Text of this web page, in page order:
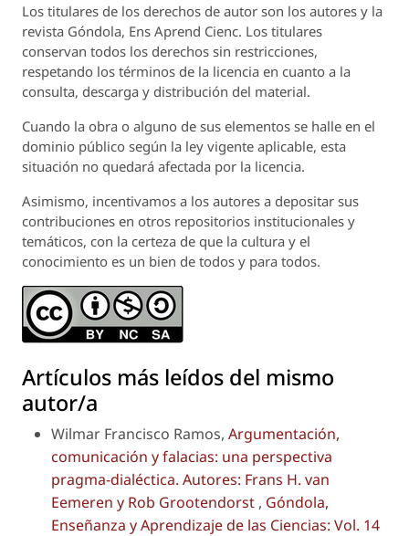
Los titulares de los derechos de autor son los autores y la
revista Góndola, Ens Aprend Cienc. Los titulares
conservan todos los derechos sin restricciones,
respetando los términos de la licencia en cuanto a la
consulta, descarga y distribución del material.
Cuando la obra o alguno de sus elementos se halle en el
dominio público según la ley vigente aplicable, esta
situación no quedará afectada por la licencia.
Asimismo, incentivamos a los autores a depositar sus
contribuciones en otros repositorios institucionales y
temáticos, con la certeza de que la cultura y el
conocimiento es un bien de todos y para todos.
Artículos más leídos del mismo
autor/a
Wilmar Francisco Ramos, Argumentación,
comunicación y falacias: una perspectiva
pragma-dialéctica. Autores: Frans H. van
Eemeren y Rob Grootendorst , Góndola,
Enseñanza y Aprendizaje de las Ciencias: Vol. 14